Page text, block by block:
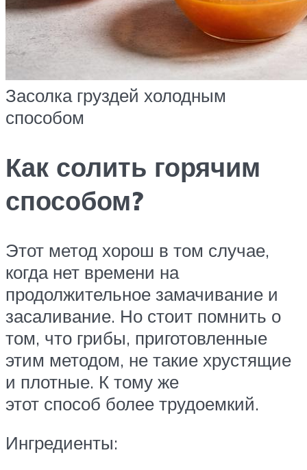
Засолка груздей холодным
способом
Как солить горячим
способом?
Этот метод хорош в том случае,
когда нет времени на
продолжительное замачивание и
засаливание. Но стоит помнить о
том, что грибы, приготовленные
этим методом, не такие хрустящие
и плотные. К тому же
этот способ более трудоемкий.
Ингредиенты: